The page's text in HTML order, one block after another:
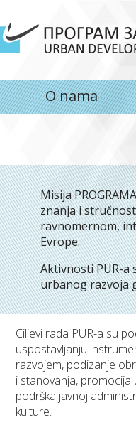
O nama
Misija
znanja i
ravnomernom,
Evrope.
Aktivnosti PUR-
urbanog razvoja
Cilјevi rada PUR-a su
uspostavlјanju
razvojem, podizanje
i stanovanja, promocija
podrška javnoj
kulture.